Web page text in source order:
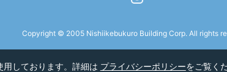
Copyright © 2005 Nishiikebukuro Building Corp. All rights
しております。詳細は プライバシーポリシーをご覧く